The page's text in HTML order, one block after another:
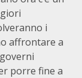
i
affrontare a
porre fine a